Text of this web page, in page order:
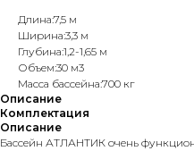
Длина:7,5 м
Ширина:3,3 м
Глубина:1,2-1,65 м
Объем:30 м3
Масса бассейна:700 кг
Описание
Комплектация
Описание
Бассейн АТЛАНТИК очень